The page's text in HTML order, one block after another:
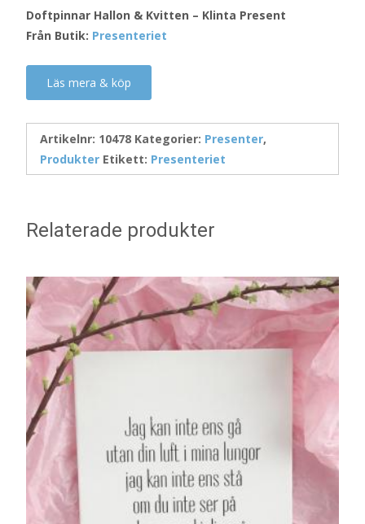
Doftpinnar Hallon & Kvitten – Klinta Present
Från Butik: Presenteriet
Läs mera & köp
Artikelnr: 10478 Kategorier: Presenter,
Produkter Etikett: Presenteriet
Relaterade produkter